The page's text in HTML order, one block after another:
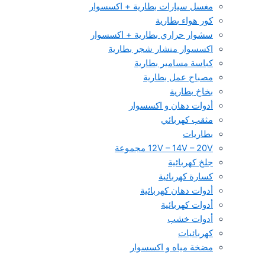
مغسل سيارات بطارية + اكسسوار
كور هواء بطارية
سشوار حراري بطارية + اكسسوار
اكسسوار منشار شجر بطارية
كباسة مسامير بطارية
مصباح عمل بطارية
بخاخ بطارية
أدوات دهان و اكسسوار
مثقب كهربائي
بطاريات
12V – 14V – 20V مجموعة
جلخ كهربائية
كسارة كهربائية
أدوات دهان كهربائية
أدوات كهربائية
أدوات خشب
كهربائيات
مضخة مياه و اكسسوار